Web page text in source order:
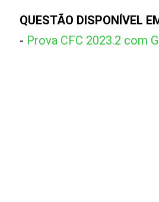
QUESTÃO DISPONÍVEL
- Prova CFC 2023.2 com